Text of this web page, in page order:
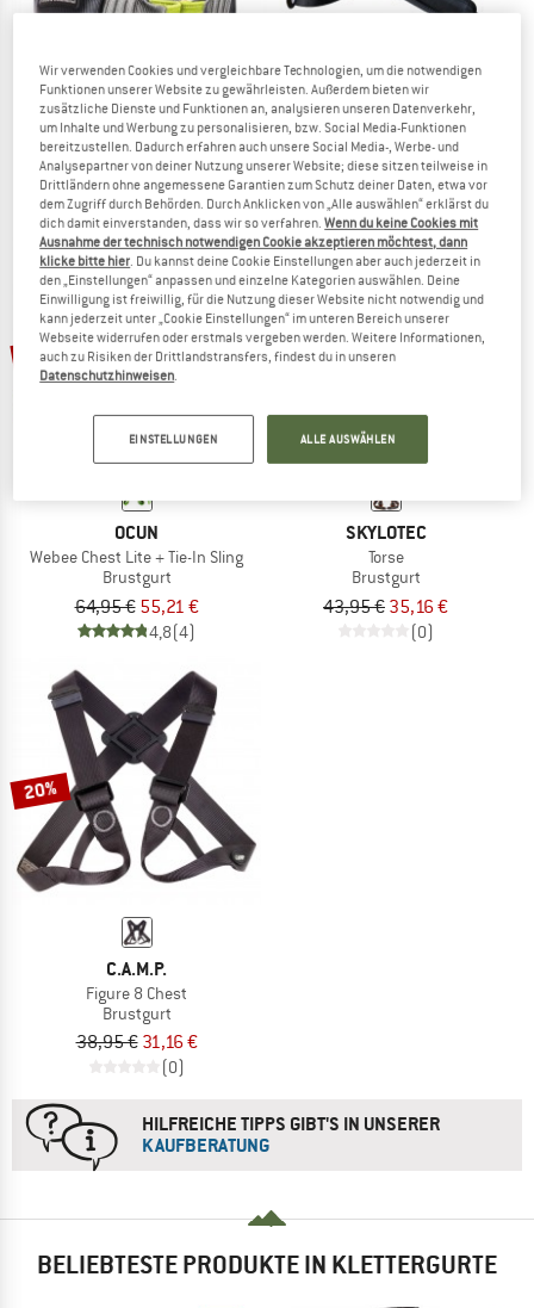
BLACK DIAMOND
Vario Chest
Brustgurt
39,95 €35,96 €
5,0(1)
EDELRID
Agent
Brustgurt
44,95 €ab 38,21 €
3,0(2)
15%
OCUN
Webee Chest Lite + Tie-In Sling
Brustgurt
64,95 € 55,21 €
4,8(4)
20%
SKYLOTEC
Torse
Brustgurt
43,95 € 35,16 €
(0)
20%
C.A.M.P.
Figure 8 Chest
Brustgurt
38,95 € 31,16 €
(0)
HILFREICHE TIPPS GIBT'S IN UNSERER
KAUFBERATUNG
BELIEBTESTE PRODUKTE IN KLETTERGURTE
Wir verwenden Cookies und vergleichbare Technologien, um die notwendigen
Funktionen unserer Website zu gewährleisten. Außerdem bieten wir
zusätzliche Dienste und Funktionen an, analysieren unseren Datenverkehr,
um Inhalte und Werbung zu personalisieren, bzw. Social Media-Funktionen
bereitzustellen. Dadurch erfahren auch unsere Social Media-, Werbe- und
Analysepartner von deiner Nutzung unserer Website; diese sitzen teilweise in
Drittländern ohne angemessene Garantien zum Schutz deiner Daten, etwa vor
dem Zugriff durch Behörden. Durch Anklicken von „Alle auswählen“ erklärst du
dich damit einverstanden, dass wir so verfahren.Wenn du keine Cookies mit
Ausnahme der technisch notwendigen Cookie akzeptieren möchtest, dann
klicke bitte hier. Du kannst deine Cookie Einstellungen aber auch jederzeit in
den „Einstellungen“ anpassen und einzelne Kategorien auswählen. Deine
Einwilligung ist freiwillig, für die Nutzung dieser Website nicht notwendig und
kann jederzeit unter „Cookie Einstellungen“ im unteren Bereich unserer
Webseite widerrufen oder erstmals vergeben werden. Weitere Informationen,
auch zu Risiken der Drittlandstransfers, findest du in unseren
Datenschutzhinweisen.
EINSTELLUNGEN ALLE AUSWÄHLEN